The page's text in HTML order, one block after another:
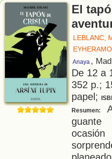
El
LEBLANC,
Anaya ,
De 12 a
352 p.;
papel;
Resumen:
guante